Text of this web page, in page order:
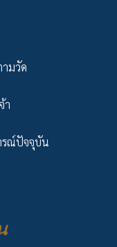
มวัด
า
รณ์ปัจจุบัน